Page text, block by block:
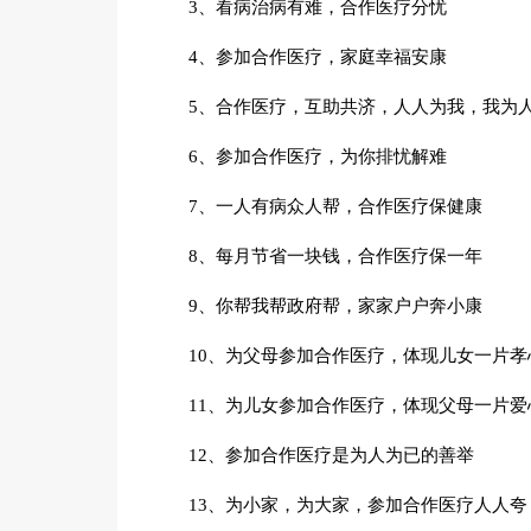
3、看病治病有难，合作医疗分忧
4、参加合作医疗，家庭幸福安康
5、合作医疗，互助共济，人人为我，我为
6、参加合作医疗，为你排忧解难
7、一人有病众人帮，合作医疗保健康
8、每月节省一块钱，合作医疗保一年
9、你帮我帮政府帮，家家户户奔小康
10、为父母参加合作医疗，体现儿女一片孝
11、为儿女参加合作医疗，体现父母一片爱
12、参加合作医疗是为人为已的善举
13、为小家，为大家，参加合作医疗人人夸